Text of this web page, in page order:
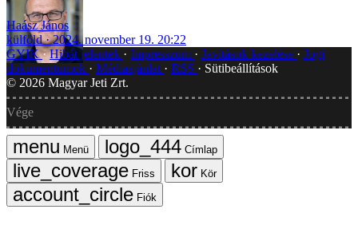
Haász János
külföld
2024. november 19. 20:22
GYIK Hibát jelentek Impresszum Javítások kezelése
Jogi
dokumentumok
Médiaajánlat RSS
Sütibeállítások
© 2026 Magyar Jeti Zrt.
Vége
Menü
Címlap
Friss
Kör
Fiók